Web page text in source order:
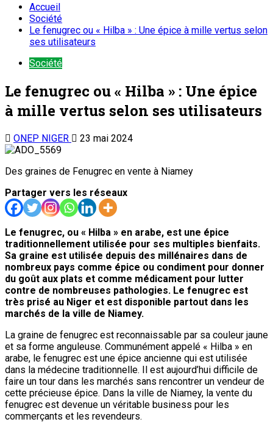
Accueil
Société
Le fenugrec ou « Hilba » : Une épice à mille vertus selon
ses utilisateurs
Société
Le fenugrec ou « Hilba » : Une épice
à mille vertus selon ses utilisateurs
ONEP NIGER 23 mai 2024
Des graines de Fenugrec en vente à Niamey
Partager vers les réseaux
Le fenugrec, ou « Hilba » en arabe, est une épice
traditionnellement utilisée pour ses multiples bienfaits.
Sa graine est utilisée depuis des millénaires dans de
nombreux pays comme épice ou condiment pour donner
du goût aux plats et comme médicament pour lutter
contre de nombreuses pathologies. Le fenugrec est
très prisé au Niger et est disponible partout dans les
marchés de la ville de Niamey.
La graine de fenugrec est reconnaissable par sa couleur jaune
et sa forme anguleuse. Communément appelé « Hilba » en
arabe, le fenugrec est une épice ancienne qui est utilisée
dans la médecine traditionnelle. Il est aujourd’hui difficile de
faire un tour dans les marchés sans rencontrer un vendeur de
cette précieuse épice. Dans la ville de Niamey, la vente du
fenugrec est devenue un véritable business pour les
commerçants et les revendeurs.